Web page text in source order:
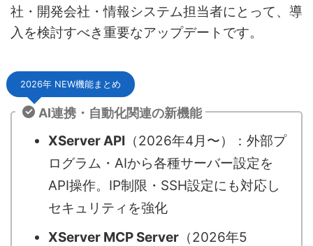
社・開発会社・情報システム担当者にとって、導
入を検討すべき重要なアップデートです。
2026年 NEW機能まとめ
AI連携・自動化関連の新機能
XServer API （2026年4月〜）：外部プ
ログラム・AIから各種サーバー設定を
API操作。IP制限・SSH設定にも対応し
セキュリティを強化
XServer MCP Server （2026年5